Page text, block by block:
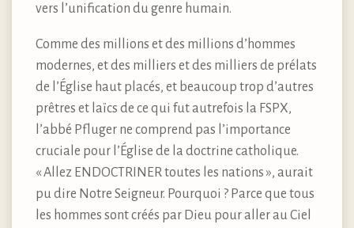
vers l’unification du genre humain.
Comme des millions et des millions d’hommes
modernes, et des milliers et des milliers de prélats
de l’Église haut placés, et beaucoup trop d’autres
prêtres et laïcs de ce qui fut autrefois la FSPX,
l’abbé Pfluger ne comprend pas l’importance
cruciale pour l’Église de la doctrine catholique.
« Allez ENDOCTRINER toutes les nations », aurait
pu dire Notre Seigneur. Pourquoi ? Parce que tous
les hommes sont créés par Dieu pour aller au Ciel